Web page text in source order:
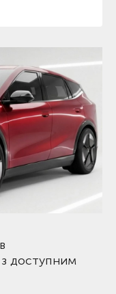
з доступним